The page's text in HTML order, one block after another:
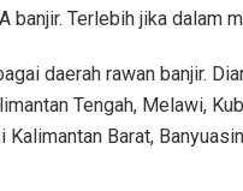
banjir. Terlebih jika dalam
daerah rawan banjir.
Tengah, Melawi,
Barat,